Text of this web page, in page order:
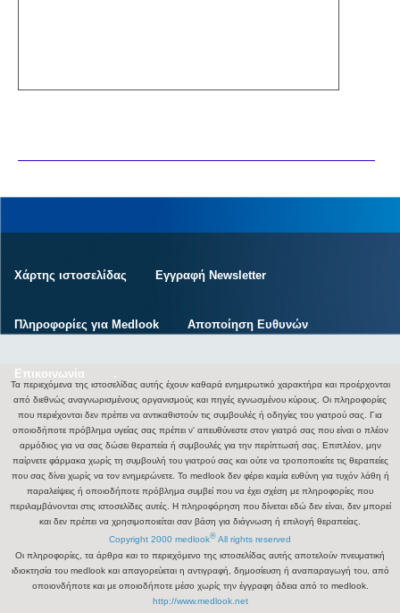
Χάρτης ιστοσελίδας Εγγραφή Newsletter
Πληροφορίες για Medlook Αποποίηση Ευθυνών
Επικοινωνία .
Τα περιεχόμενα της ιστοσελίδας αυτής έχουν καθαρά ενημερωτικό χαρακτήρα και προέρχονται
από διεθνώς αναγνωρισμένους οργανισμούς και πηγές εγνωσμένου κύρους. Οι πληροφορίες
που περιέχονται δεν πρέπει να αντικαθιστούν τις συμβουλές ή οδηγίες του γιατρού σας. Για
οποιοδήποτε πρόβλημα υγείας σας πρέπει ν' απευθύνεστε στον γιατρό σας που είναι ο πλέον
αρμόδιος για να σας δώσει θεραπεία ή συμβουλές για την περίπτωσή σας. Επιπλέον, μην
παίρνετε φάρμακα χωρίς τη συμβουλή του γιατρού σας και ούτε να τροποποιείτε τις θεραπείες
που σας δίνει χωρίς να τον ενημερώνετε. Το medlook δεν φέρει καμία ευθύνη για τυχόν λάθη ή
παραλείψεις ή οποιοδήποτε πρόβλημα συμβεί που να έχει σχέση με πληροφορίες που
περιλαμβάνονται στις ιστοσελίδες αυτές. Η πληροφόρηση που δίνεται εδώ δεν είναι, δεν μπορεί
και δεν πρέπει να χρησιμοποιείται σαν βάση για διάγνωση ή επιλογή θεραπείας.
Copyright 2000 medlook® All rights reserved
Οι πληροφορίες, τα άρθρα και το περιεχόμενο της ιστοσελίδας αυτής αποτελούν πνευματική
ιδιοκτησία του medlook και απαγορεύεται η αντιγραφή, δημοσίευση ή αναπαραγωγή του, από
οποιονδήποτε και με οποιοδήποτε μέσο χωρίς την έγγραφη άδεια από το medlook.
http://www.medlook.net